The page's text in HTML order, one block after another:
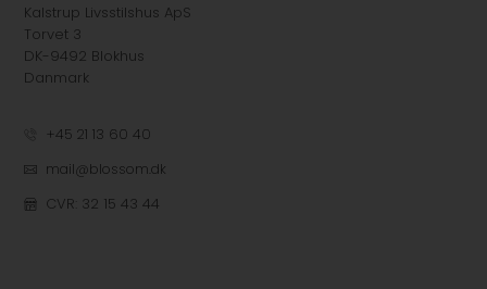
Kalstrup Livsstilshus ApS
Torvet 3
DK-9492 Blokhus
Danmark
+45 21 13 60 40
mail@blossom.dk
CVR: 32 15 43 44